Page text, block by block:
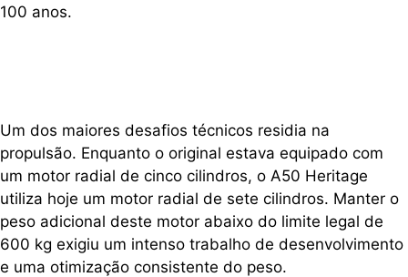
100 anos.
Um dos maiores desafios técnicos residia na
propulsão. Enquanto o original estava equipado com
um motor radial de cinco cilindros, o A50 Heritage
utiliza hoje um motor radial de sete cilindros. Manter o
peso adicional deste motor abaixo do limite legal de
600 kg exigiu um intenso trabalho de desenvolvimento
e uma otimização consistente do peso.